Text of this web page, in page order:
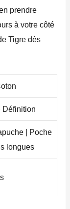
prendre
à votre côté
Tigre dès
Définition
| Poche
longues